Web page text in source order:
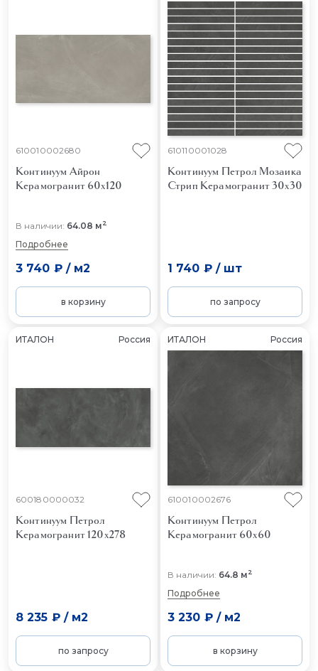
610010002680
Континуум Айрон
Керамогранит 60x120
В наличии: 64.08 м2
Подробнее
3 740 ₽/ м2
в корзину
610110001028
Континуум Петрол Мозаика
Стрип Керамогранит 30x30
1 740 ₽/ шт
по запросу
ИТАЛОН Россия
600180000032
Континуум Петрол
Керамогранит 120x278
8 235 ₽/ м2
по запросу
ИТАЛОН Россия
610010002676
Континуум Петрол
Керамогранит 60x60
В наличии: 64.8 м2
Подробнее
3 230 ₽/ м2
в корзину